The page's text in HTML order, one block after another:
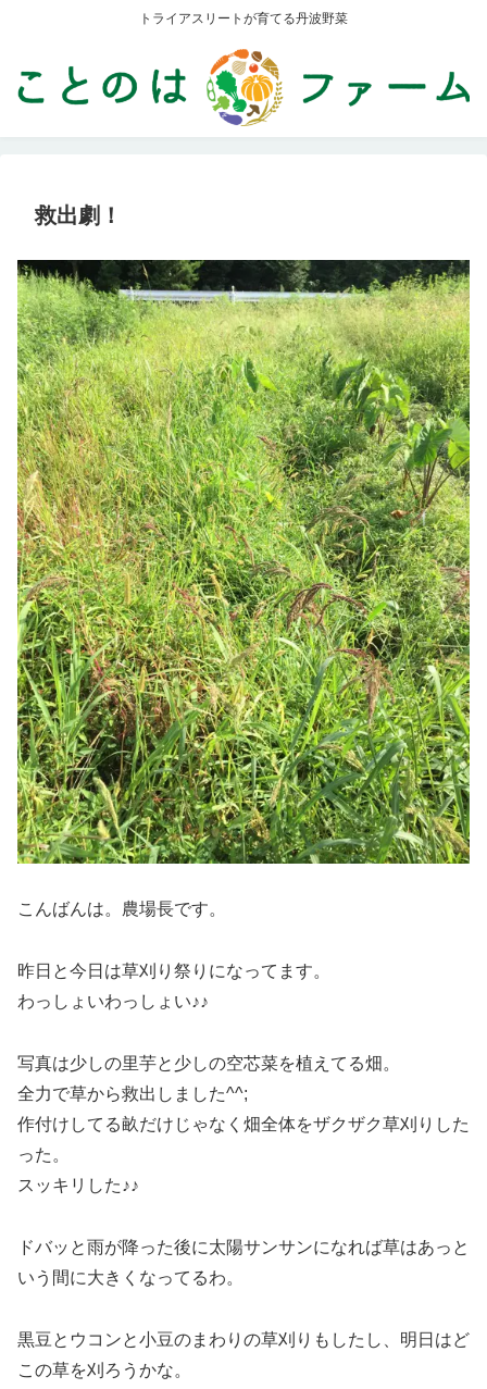
トライアスリートが育てる丹波野菜
救出劇！
こんばんは。農場長です。
昨日と今日は草刈り祭りになってます。
わっしょいわっしょい♪♪
写真は少しの里芋と少しの空芯菜を植えてる畑。
全力で草から救出しました^^;
作付けしてる畝だけじゃなく畑全体をザクザク草刈りした
った。
スッキリした♪♪
ドバッと雨が降った後に太陽サンサンになれば草はあっと
いう間に大きくなってるわ。
黒豆とウコンと小豆のまわりの草刈りもしたし、明日はど
この草を刈ろうかな。